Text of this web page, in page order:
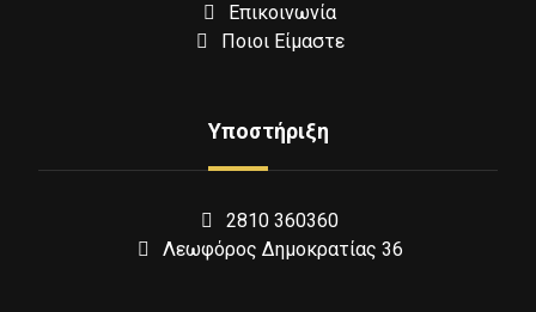
Επικοινωνία
Ποιοι Είμαστε
Υποστήριξη
2810 360360
Λεωφόρος Δημοκρατίας 36